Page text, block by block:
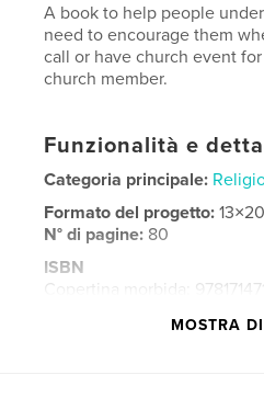
A book to help people
need to encourage them
call or have church event
church member.
Funzionalità e
Categoria principale:
Formato del progetto:
N° di pagine: 80
ISBN
Copertina morbida:
Data di pubblicazione:apr
MOSTRA